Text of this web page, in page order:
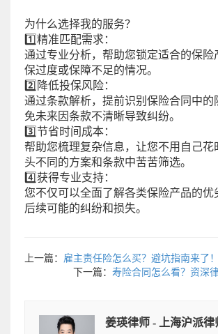
为什么选择我的服务？
1️⃣精准匹配需求：
通过专业分析，帮助您锁定适合的保险
保过度或保障不足的情况。
2️⃣降低投保风险：
通过条款解析，提前识别保险合同中的
免未来因条款不清晰导致纠纷。
3️⃣节省时间成本：
帮助您梳理复杂信息，让您不用自己花
头不同的方案和条款中苦苦筛选。
4️⃣获得专业支持：
您不仅可以全面了解各类保险产品的优
后续可能的纠纷和损失。
上一篇： 雇主责任险怎么买？避坑指南来了！
下一篇： 寿险合同怎么看？资深
姜瑛律师 - 上海沪派律